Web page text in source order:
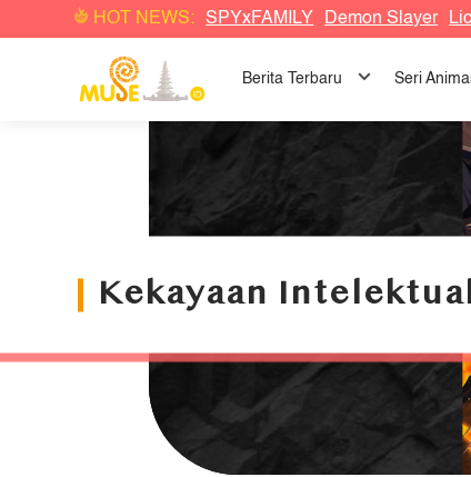
HOT NEWS: SPYxFAMILY Demon Slayer
Berita Terbaru Seri
Kekayaan